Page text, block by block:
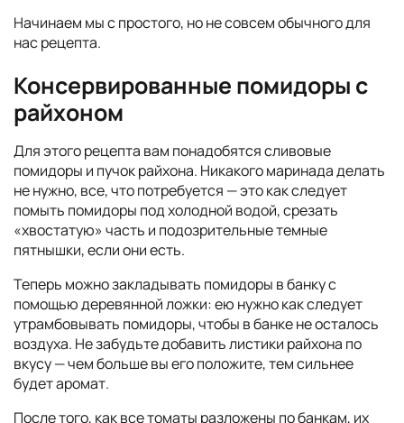
Начинаем мы с простого, но не совсем обычного для
нас рецепта.
Консервированные помидоры с
райхоном
Для этого рецепта вам понадобятся сливовые
помидоры и пучок райхона. Никакого маринада делать
не нужно, все, что потребуется — это как следует
помыть помидоры под холодной водой, срезать
«хвостатую» часть и подозрительные темные
пятнышки, если они есть.
Теперь можно закладывать помидоры в банку с
помощью деревянной ложки: ею нужно как следует
утрамбовывать помидоры, чтобы в банке не осталось
воздуха. Не забудьте добавить листики райхона по
вкусу — чем больше вы его положите, тем сильнее
будет аромат.
После того, как все томаты разложены по банкам, их